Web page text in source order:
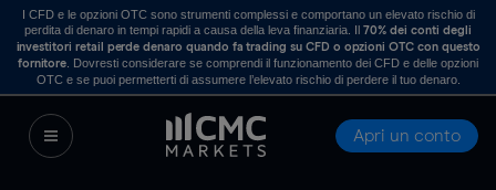
I CFD e le opzioni OTC sono strumenti complessi e comportano un elevato rischio di
perdita di denaro in tempi rapidi a causa della leva finanziaria. Il70% dei conti degli
investitori retail perde denaro quando fa trading su CFD o opzioni OTC con questo
fornitore . Dovresti considerare se comprendi il funzionamento dei CFD e delle opzioni
OTC e se puoi permetterti di assumere l’elevato rischio di perdere il tuo denaro.
Apri un conto